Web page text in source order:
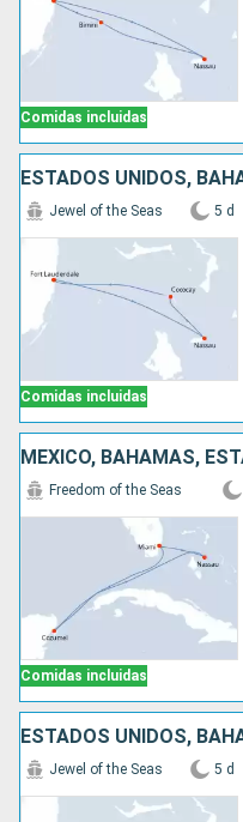
Comidas incluidas
ESTADOS UNIDOS,
Comidas incluidas
Jewel of the Seas 5 d
MÉXICO, BAHAMAS,
Comidas incluidas
Freedom of the Seas
ESTADOS UNIDOS,
Jewel of the Seas 5 d